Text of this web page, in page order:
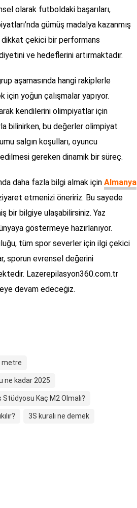
olarak futboldaki başarıları,
gümüş madalya kazanmış
dikkat çekici bir performans
ve hedeflerini artırmaktadır.
aşamasında hangi rakiplerle
için yoğun çalışmalar yapıyor.
kendilerini olimpiyatlar için
bilinirken, bu değerler olimpiyat
salgın koşulları, oyuncu
gereken dinamik bir süreç.
daha fazla bilgi almak için Almanya
etmenizi öneririz. Bu sayede
bir bilgiye ulaşabilirsiniz. Yaz
göstermeye hazırlanıyor.
tüm spor severler için ilgi çekici
sporun evrensel değerini
Lazerepilasyon360.com.tr
devam edeceğiz.
metre
ne kadar 2025
Stüdyosu Kaç M2 Olmalı?
3S kuralı ne demek